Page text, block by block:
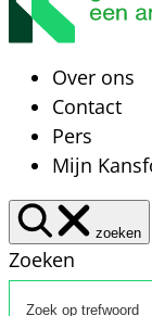
Over ons
Contact
Pers
Mijn
zoeken
Zoeken